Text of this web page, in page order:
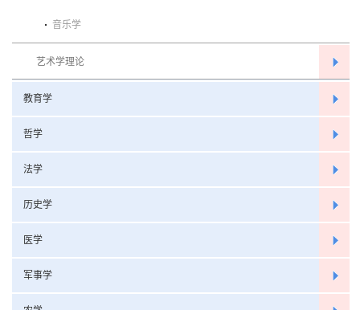
音乐学
艺术学理论
教育学
哲学
法学
历史学
医学
军事学